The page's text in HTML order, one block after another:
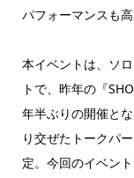
パフォーマンスも
本イベントは、ソ
トで、昨年の『
年半ぶりの開催と
り交ぜたトークパ
定。今回のイベン